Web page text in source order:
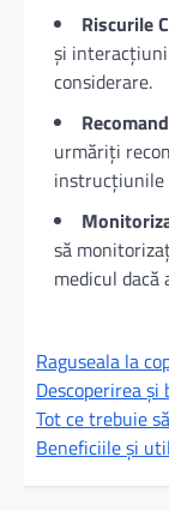
Riscurile
și
considerare.
urmăriți
instrucțiunile
să
medicul dacă
Raguseala la
Descoperirea
Tot ce trebuie
Beneficiile și